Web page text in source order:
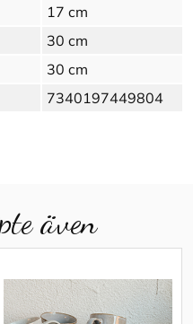
17 cm
30 cm
30 cm
7340197449804
även